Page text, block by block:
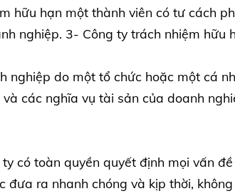
hữu hạn một thành viên có tư cách
nghiệp. 3- Công ty trách nhiệm hữu
nghiệp do một tổ chức hoặc một cá
các nghĩa vụ tài sản của doanh
có toàn quyền quyết định mọi vấn đề
đưa ra nhanh chóng và kịp thời,